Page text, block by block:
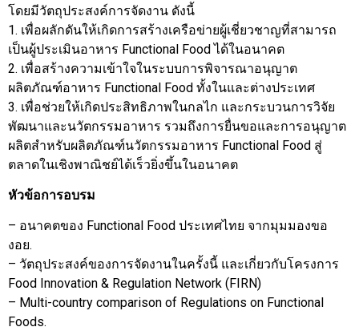
โดยมีวัตถุประสงค์การจัดงาน ดังนี้
1. เพื่อผลักดันให้เกิดการสร้างเครือข่ายผู้เชี่ยวชาญที่สามารถ
เป็นผู้ประเมินอาหาร Functional Food ได้ในอนาคต
2. เพื่อสร้างความเข้าใจในระบบการพิจารณาอนุญาต
ผลิตภัณฑ์อาหาร Functional Food ทั้งในและต่างประเทศ
3. เพื่อช่วยให้เกิดประสิทธิภาพในกลไก และกระบวนการวิจัย
พัฒนาและนวัตกรรมอาหาร รวมถึงการยื่นขอและการอนุญาต
ผลิตสำหรับผลิตภัณฑ์นวัตกรรมอาหาร Functional Food สู่
ตลาดในเชิงพาณิชย์ได้เร็วยิ่งขึ้นในอนาคต
หัวข้อการอบรม
– อนาคตของ Functional Food ประเทศไทย จากมุมมองขอ
งอย.
– วัตถุประสงค์ของการจัดงานในครั้งนี้ และเกี่ยวกับโครงการ
Food Innovation & Regulation Network (FIRN)
– Multi-country comparison of Regulations on Functional
Foods.